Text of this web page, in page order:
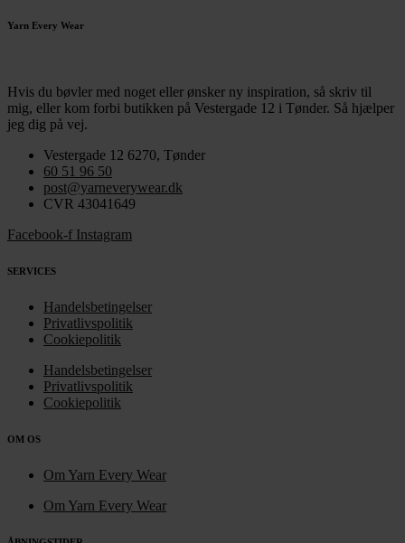
Yarn Every Wear
Hvis du bøvler med noget eller ønsker ny inspiration, så skriv til
mig, eller kom forbi butikken på Vestergade 12 i Tønder. Så hjælper
jeg dig på vej.
Vestergade 12 6270, Tønder
60 51 96 50
post@yarneverywear.dk
CVR 43041649
Facebook-f Instagram
SERVICES
Handelsbetingelser
Privatlivspolitik
Cookiepolitik
Handelsbetingelser
Privatlivspolitik
Cookiepolitik
OM OS
Om Yarn Every Wear
Om Yarn Every Wear